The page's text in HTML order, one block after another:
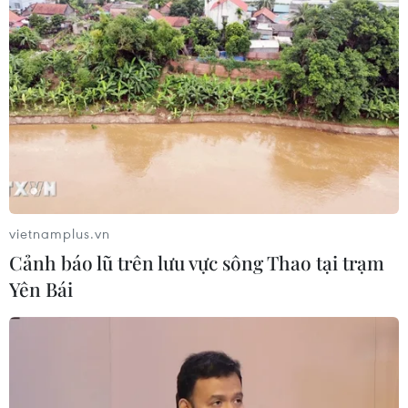
Lãi suất ngân hàng ngày 6/8: Kỳ hạn
3 tháng đang được mức lãi suất tối đa
06/08/2026 00:06
Mỹ phát tín hiệu ủng hộ ổn định
đồng won của Hàn Quốc
Mỹ hoàn trả khoảng 100 tỷ USD thuế
vietnamplus.vn
Cảnh báo lũ trên lưu vực sông Thao tại trạm
Yên Bái